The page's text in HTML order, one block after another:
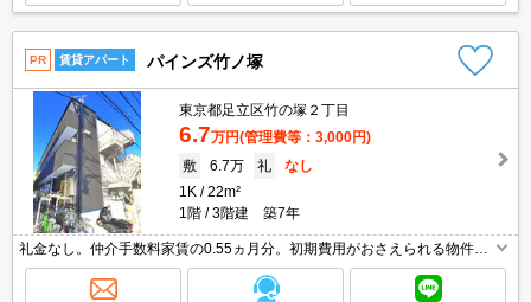
PR 賃貸アパート パインズ竹ノ塚
東京都足立区竹の塚２丁目
6.7万円(管理費等：3,000円)
敷
6.7万 礼
なし
1K
22m²
1階
3階建 築7年
礼金なし。仲介手数料家賃の0.55ヵ月分。初期費用がおさえられる物件。
独立洗面台。温水洗浄便座付き。全居室に収納スペースあり。都内通勤の
方におすすめ。自社管理物件。